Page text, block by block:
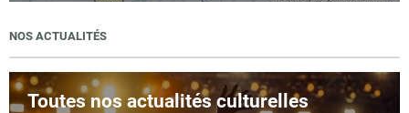
NOS ACTUALITÉS
Toutes nos actualités culturelles